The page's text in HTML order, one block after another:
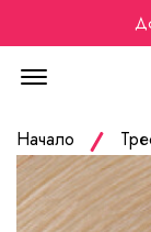
Начало